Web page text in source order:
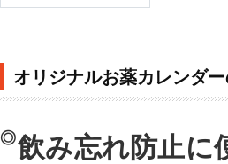
オリジナルお薬カレンダ
飲み忘れ防止に